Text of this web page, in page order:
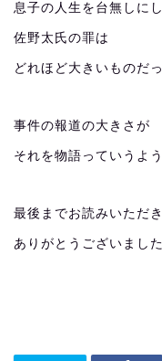
息子の人生を台無しに
佐野太氏の罪は
どれほど大きいものだ
事件の報道の大きさが
それを物語っていうよ
最後までお読みいただき
ありがとうございまし